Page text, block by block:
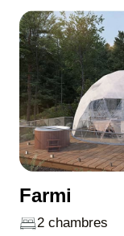
Farmi
2 chambres